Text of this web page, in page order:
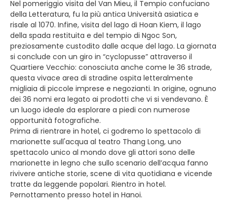
Nel pomeriggio visita del Van Mieu, il Tempio confuciano
della Letteratura, fu la più antica Università asiatica e
risale al 1070. Infine, visita del lago di Hoan Kiem, il lago
della spada restituita e del tempio di Ngoc Son,
preziosamente custodito dalle acque del lago. La giornata
si conclude con un giro in “cyclopusse” attraverso il
Quartiere Vecchio: conosciuta anche come le 36 strade,
questa vivace area di stradine ospita letteralmente
migliaia di piccole imprese e negozianti. In origine, ognuno
dei 36 nomi era legato ai prodotti che vi si vendevano. È
un luogo ideale da esplorare a piedi con numerose
opportunità fotografiche.
Prima di rientrare in hotel, ci godremo lo spettacolo di
marionette sull'acqua al teatro Thang Long, uno
spettacolo unico al mondo dove gli attori sono delle
marionette in legno che sullo scenario dell’acqua fanno
rivivere antiche storie, scene di vita quotidiana e vicende
tratte da leggende popolari. Rientro in hotel.
Pernottamento presso hotel in Hanoi.